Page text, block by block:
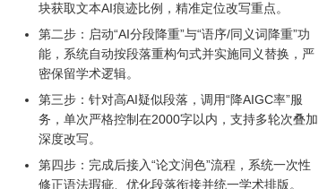
块获取文本AI痕迹比例，精准定位改写重点。
第二步：启动“AI分段降重”与“语序/同义词降重”功
能，系统自动按段落重构句式并实施同义替换，严
密保留学术逻辑。
第三步：针对高AI疑似段落，调用“降AIGC率”服
务，单次严格控制在2000字以内，支持多轮次叠加
深度改写。
第四步：完成后接入“论文润色”流程，系统一次性
修正语法瑕疵、优化段落衔接并统一学术排版。